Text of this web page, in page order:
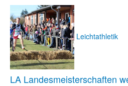
Leichtathletik
LA Landesmeisterschaften